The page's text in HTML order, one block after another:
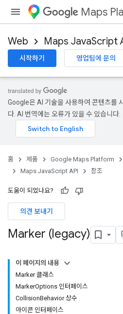
Maps
Web Maps JavaScript
시작하기 영업팀에 문의
Google은 AI 기술을 사용하여 콘텐츠를
다. AI 번역에는 오류가 있을 수 있습니다.
홈 제품 Google Maps Platform
Maps JavaScript API
참조
도움이 되었나요?
의견 보내기
Marker (legacy)
이 페이지의 내용
Marker 클래스
MarkerOptions 인터페이스
CollisionBehavior 상수
아이콘 인터페이스